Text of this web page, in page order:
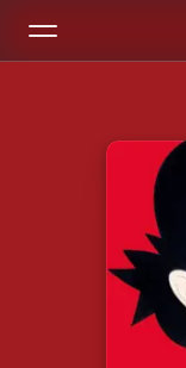
新着おすすめ
ラジオ